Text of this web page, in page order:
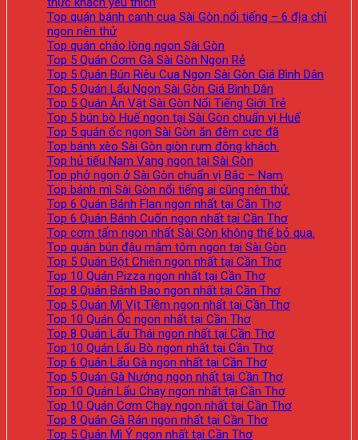
Top quán bánh canh cua Sài Gòn nổi tiếng – 6 địa chỉ
ngon nên thử
Top quán cháo lòng ngon Sài Gòn
Top 5 Quán Cơm Gà Sài Gòn Ngon Rẻ
Top 5 Quán Bún Riêu Cua Ngon Sài Gòn Giá Bình Dân
Top 5 Quán Lẩu Ngon Sài Gòn Giá Bình Dân
Top 5 Quán Ăn Vặt Sài Gòn Nổi Tiếng Giới Trẻ
Top 5 bún bò Huế ngon tại Sài Gòn chuẩn vị Huế
Top 5 quán ốc ngon Sài Gòn ăn đêm cực đã
Top bánh xèo Sài Gòn giòn rụm đông khách.
Top hủ tiếu Nam Vang ngon tại Sài Gòn
Top phở ngon ở Sài Gòn chuẩn vị Bắc – Nam
Top bánh mì Sài Gòn nổi tiếng ai cũng nên thử.
Top 6 Quán Bánh Flan ngon nhất tại Cần Thơ
Top 6 Quán Bánh Cuốn ngon nhất tại Cần Thơ
Top cơm tấm ngon nhất Sài Gòn không thể bỏ qua.
Top quán bún đậu mắm tôm ngon tại Sài Gòn
Top 5 Quán Bột Chiên ngon nhất tại Cần Thơ
Top 10 Quán Pizza ngon nhất tại Cần Thơ
Top 8 Quán Bánh Bao ngon nhất tại Cần Thơ
Top 5 Quán Mì Vịt Tiềm ngon nhất tại Cần Thơ
Top 10 Quán Ốc ngon nhất tại Cần Thơ
Top 8 Quán Lẩu Thái ngon nhất tại Cần Thơ
Top 10 Quán Lẩu Bò ngon nhất tại Cần Thơ
Top 6 Quán Lẩu Gà ngon nhất tại Cần Thơ
Top 5 Quán Gà Nướng ngon nhất tại Cần Thơ
Top 10 Quán Lẩu Chay ngon nhất tại Cần Thơ
Top 10 Quán Cơm Chay ngon nhất tại Cần Thơ
Top 8 Quán Gà Rán ngon nhất tại Cần Thơ
Top 5 Quán Mì Ý ngon nhất tại Cần Thơ